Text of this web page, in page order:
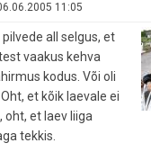
11:05
all selgus, et
vaakus kehva
kodus. Või oli
et kõik laevale ei
et laev liiga
tekkis.